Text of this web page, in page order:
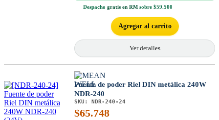
Despacho gratis en RM sobre $59.500
Agregar al carrito
Ver detalles
Fuente de poder Riel DIN metálica 240W
NDR-240
SKU: NDR-240-24
$65.748